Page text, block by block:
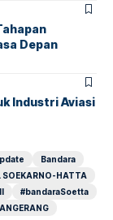
Depan
Industri Aviasi
Bandara
SOEKARNO-HATTA
#bandaraSoetta